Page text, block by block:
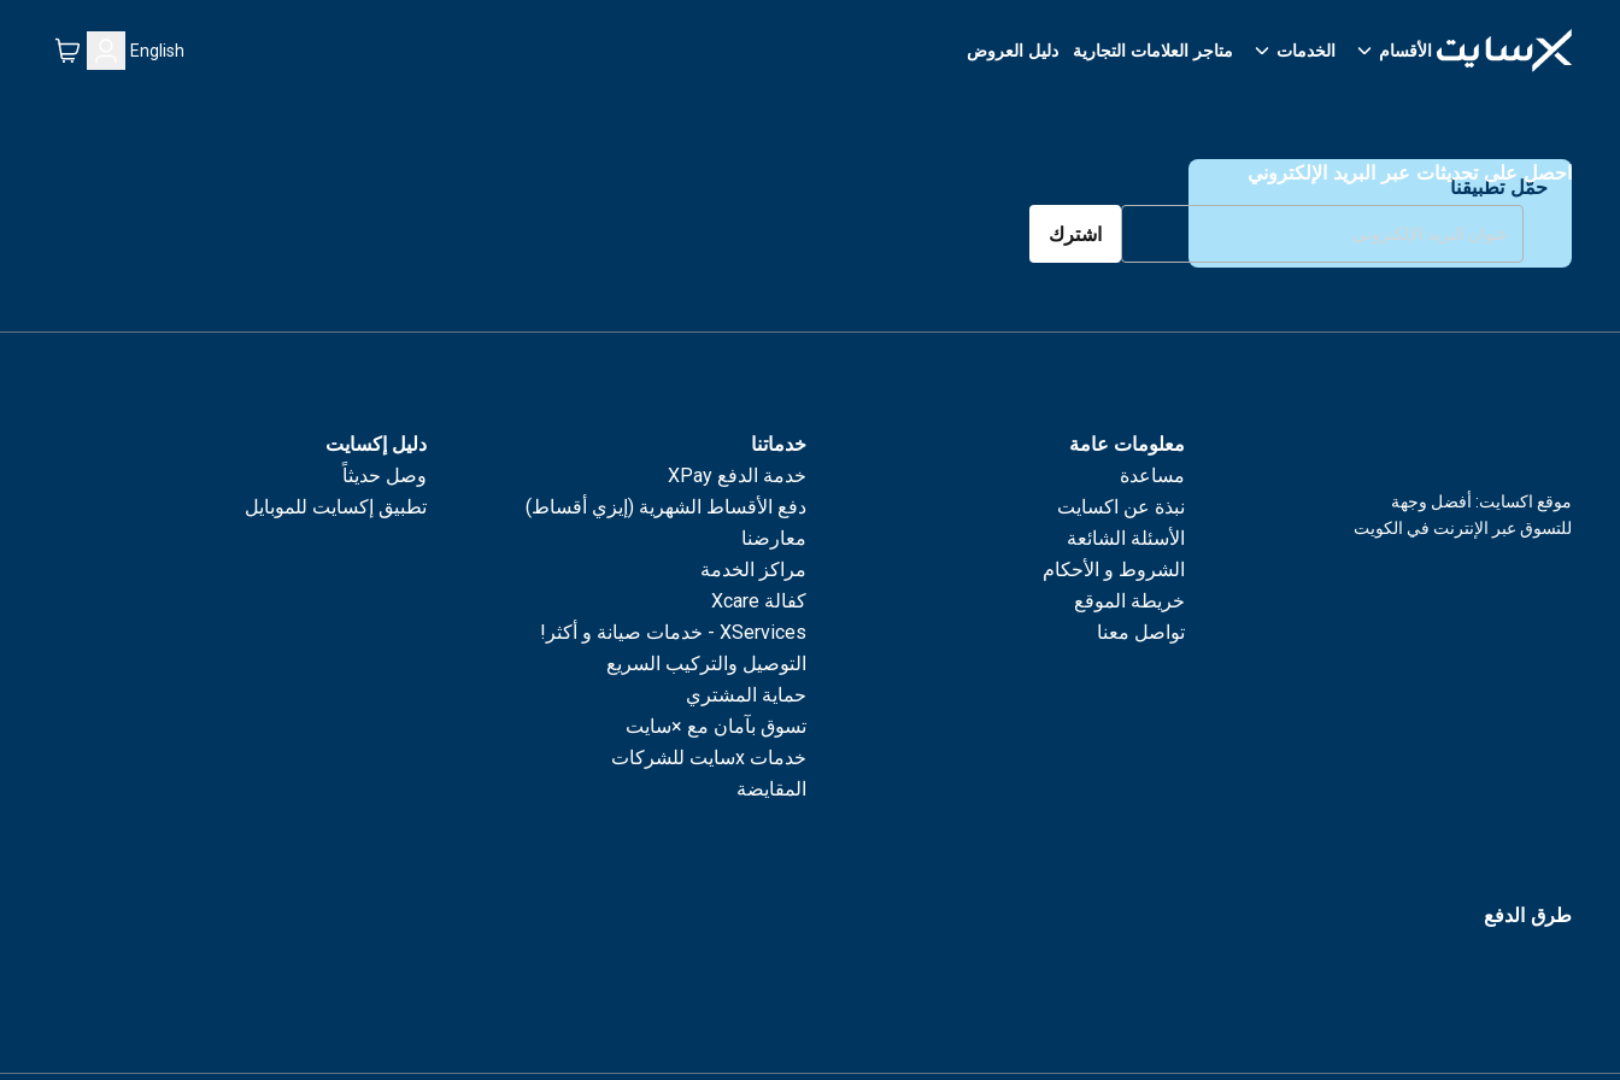
الأقسام الخدمات متاجر العلامات التجارية دليل العروض English
حمّل تطبيقنا
احصل على تحديثات عبر البريد الإلكتروني
اشترك
معلومات عامة
مساعدة
نبذة عن اكسايت
الأسئلة الشائعة
الشروط و الأحكام
خريطة الموقع
تواصل معنا
خدماتنا
خدمة الدفع XPay
دفع الأقساط الشهرية (إيزي أقساط)
معارضنا
مراكز الخدمة
كفالة Xcare
XServices - خدمات صيانة و أكثر!
التوصيل والتركيب السريع
حماية المشتري
تسوق بآمان مع ×سايت
خدمات xسايت للشركات
المقايضة
دليل إكسايت
وصل حديثاً
تطبيق إكسايت للموبايل
موقع اكسايت: أفضل وجهة
للتسوق عبر الإنترنت في الكويت
طرق الدفع